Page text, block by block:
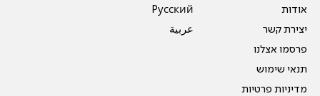
אודות
יצירת קשר
פרסמו אצלנו
תנאי שימוש
מדיניות פרטיות
Pусский
عربية